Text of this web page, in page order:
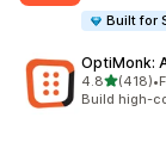
Built for
OptiMonk:
4.8เต็ม 5 ดาว
(418)
ทั้งหมด 418 รี•
Build high-